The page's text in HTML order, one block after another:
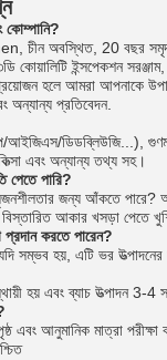
কোম্পানি?
চীন অবস্থিত, 20 বছর
কোয়ালিটি ইন্সপেকশন
হলে আমরা আপনাকে
অন্যান্য প্রতিবেদন.
আইজিএস/ডিডব্লিউজি...),
এবং অন্যান্য তথ্য সহ।
পেতে পারি?
সৃজনশীলতার জন্য আঁকতে
আকার খসড়া পেতে
করতে পারেন?
সম্ভব হয়, এটি ভর
হয় এবং ব্যাচ উত্পাদন 3-4
এবং আনুমানিক মাত্রা